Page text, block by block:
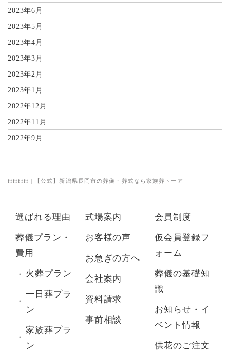
ffffffff | 【公式】新潟県長岡市の葬儀・葬式なら家族葬トーア
2023年6月
2023年5月
2023年4月
2023年3月
2023年2月
2023年1月
2022年12月
2022年11月
2022年9月
選ばれる理由
葬儀プラン・
費用
火葬プラン
一日葬プラ
ン
家族葬プラ
ン
式場案内
お客様の声
お急ぎの方へ
会社案内
資料請求
事前相談
会員制度
仮会員登録フ
ォーム
葬儀の基礎知
識
お知らせ・イ
ベント情報
供花のご注文